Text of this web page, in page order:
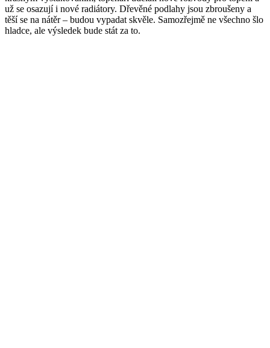
už se osazují i nové radiátory. Dřevěné podlahy jsou zbroušeny a
těší se na nátěr – budou vypadat skvěle. Samozřejmě ne všechno šlo
hladce, ale výsledek bude stát za to.